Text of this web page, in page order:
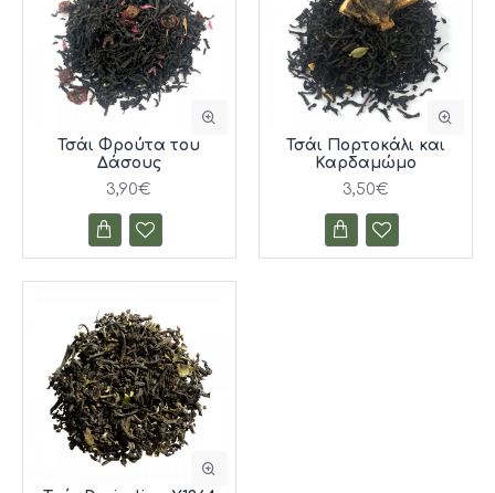
Τσάι Φρούτα του
Δάσους
3,90€
Τσάι Πορτοκάλι και
Καρδαμώμο
3,50€